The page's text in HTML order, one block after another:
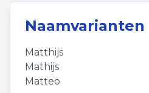
Naamvarianten
Matthijs
Mathijs
Matteo